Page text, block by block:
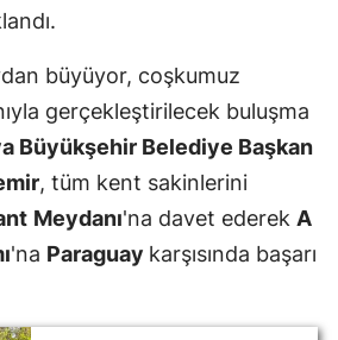
büyüyor, coşkumuz
gerçekleştirilecek buluşma
Büyükşehir Belediye Başkan
, tüm kent sakinlerini
Meydanı'na davet ederek A
'na Paraguay karşısında başarı